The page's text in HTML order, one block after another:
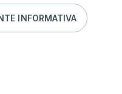
INFORMATIVA